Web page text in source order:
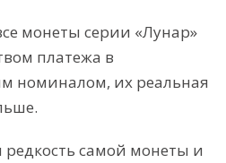
монеты серии «Лунар»
платежа в
номиналом, их реальная
самой монеты и